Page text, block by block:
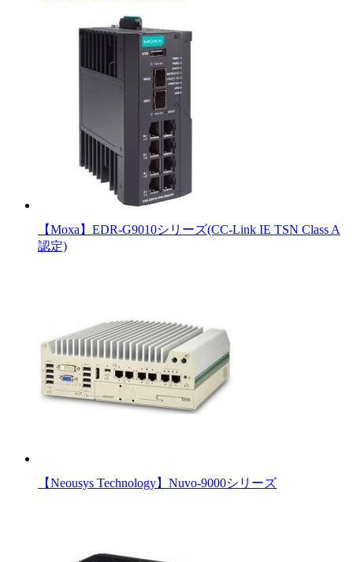
【Moxa】EDR-G9010シリーズ(CC-Link IE TSN Class A
認定)
【Neousys Technology】Nuvo-9000シリーズ